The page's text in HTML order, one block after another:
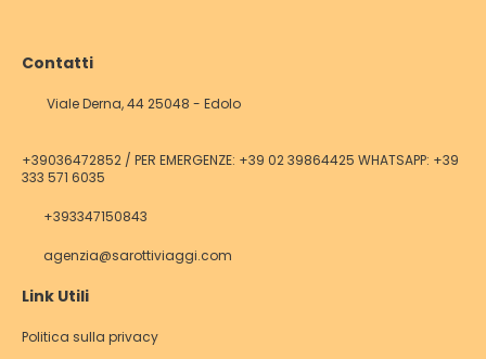
Contatti
Viale Derna, 44 25048 - Edolo
+39036472852 / PER EMERGENZE: +39 02 39864425 WHATSAPP: +39
333 571 6035
+393347150843
agenzia@sarottiviaggi.com
Link Utili
Politica sulla privacy